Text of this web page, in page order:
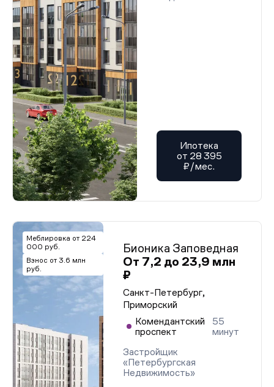
Ипотека
от 28 395
₽/мес.
Меблировка от 224
000 руб.
Взнос от 3.6 млн
руб.
Бионика Заповедная
От 7,2 до 23,9 млн
₽
Санкт-Петербург,
Приморский
Комендантский
проспект
55
минут
Застройщик
«Петербургская
Недвижимость»